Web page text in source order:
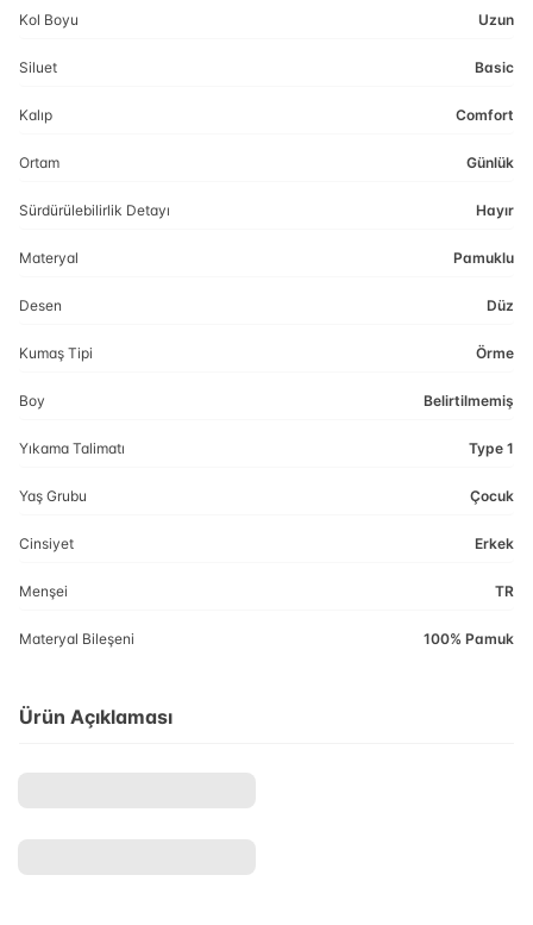
Kol Boyu Uzun
Siluet Basic
Kalıp Comfort
Ortam Günlük
Sürdürülebilirlik Detayı Hayır
Materyal Pamuklu
Desen Düz
Kumaş Tipi Örme
Boy Belirtilmemiş
Yıkama Talimatı Type 1
Yaş Grubu Çocuk
Cinsiyet Erkek
Menşei TR
Materyal Bileşeni 100% Pamuk
Ürün Açıklaması